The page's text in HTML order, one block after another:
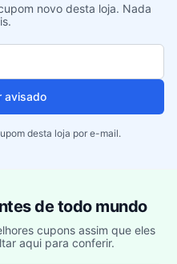
novo desta loja. Nada
avisado
desta loja por e-mail.
de todo mundo
cupons assim que eles
aqui para conferir.